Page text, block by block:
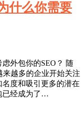
什么你需要
外包你的SEO？ 随
越多的企业开始关注
度和吸引更多的潜在
已经成为了…